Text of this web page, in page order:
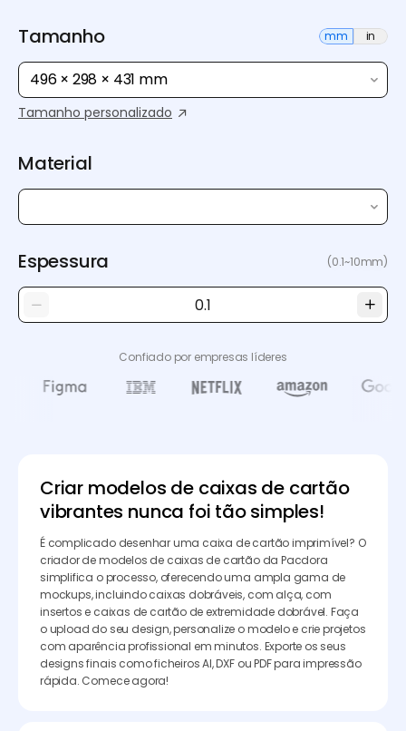
Tamanho mm in
496 × 298 × 431 mm
Tamanho personalizado
Material
Espessura (0.1~10mm)
Confiado por empresas líderes
Criar modelos de caixas de cartão
vibrantes nunca foi tão simples!
É complicado desenhar uma caixa de cartão imprimível? O
criador de modelos de caixas de cartão da Pacdora
simplifica o processo, oferecendo uma ampla gama de
mockups, incluindo caixas dobráveis, com alça, com
insertos e caixas de cartão de extremidade dobrável. Faça
o upload do seu design, personalize o modelo e crie projetos
com aparência profissional em minutos. Exporte os seus
designs finais como ficheiros AI, DXF ou PDF para impressão
rápida. Comece agora!